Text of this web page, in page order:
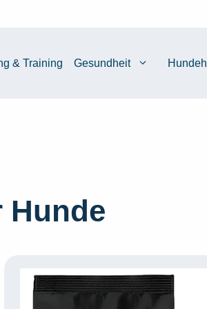
& Training Gesundheit
Hunde